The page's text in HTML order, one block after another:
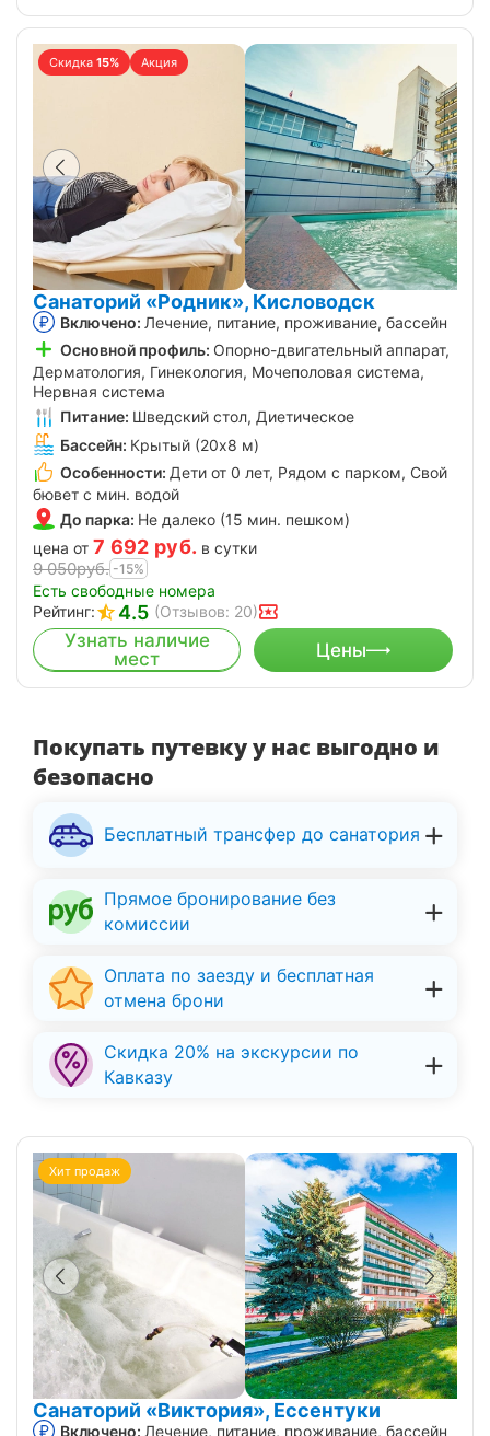
Скидка 15% Акция
Санаторий «Родник», Кисловодск
Включено: Лечение, питание, проживание, бассейн
Основной профиль: Опорно-двигательный аппарат,
Дерматология, Гинекология, Мочеполовая система,
Нервная система
Питание: Шведский стол, Диетическое
Бассейн: Крытый (20х8 м)
Особенности: Дети от 0 лет, Рядом с парком, Свой
бювет с мин. водой
До парка: Не далеко (15 мин. пешком)
цена от 7 692 руб. в сутки
9 050руб. -15%
Есть свободные номера
Рейтинг:
4.5 (Отзывов: 20)
Узнать наличие
мест
Цены
Покупать путевку у нас выгодно и
безопасно
Бесплатный трансфер до санатория
Прямое бронирование без
комиссии
Оплата по заезду и бесплатная
отмена брони
Скидка 20% на экскурсии по
Кавказу
Хит продаж
Санаторий «Виктория», Ессентуки
Включено: Лечение, питание, проживание, бассейн